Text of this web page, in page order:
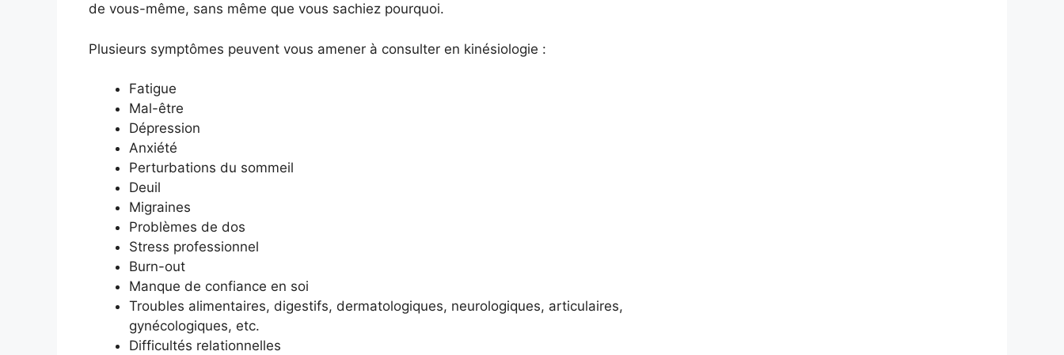
de vous-même, sans même que vous sachiez pourquoi.
Plusieurs symptômes peuvent vous amener à consulter en kinésiologie :
Fatigue
Mal-être
Dépression
Anxiété
Perturbations du sommeil
Deuil
Migraines
Problèmes de dos
Stress professionnel
Burn-out
Manque de confiance en soi
Troubles alimentaires, digestifs, dermatologiques, neurologiques, articulaires,
gynécologiques, etc.
Difficultés relationnelles